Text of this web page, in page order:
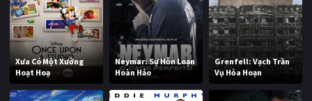
Xưa Có Một Xưởng
Hoạt Hoạ
Neymar: Sự Hỗn Loạn
Hoàn Hảo
Grenfell: Vạch Trần
Vụ Hỏa Hoạn